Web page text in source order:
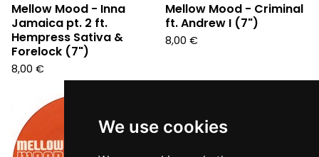
We use cookies
Mellow Mood - Inna
Jamaica pt. 2 ft.
Hempress Sativa &
Forelock (7")
8,00 €
Mellow Mood - Criminal
ft. Andrew I (7")
8,00 €